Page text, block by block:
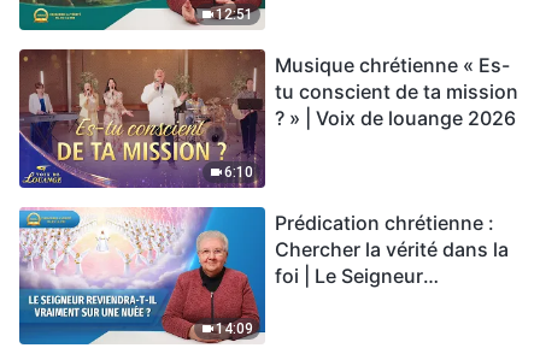
12:51
6:10
Musique chrétienne « Es-
tu conscient de ta mission
? » | Voix de louange 2026
14:09
Prédication chrétienne :
Chercher la vérité dans la
foi | Le Seigneur